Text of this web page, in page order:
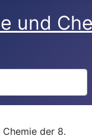
der 8.